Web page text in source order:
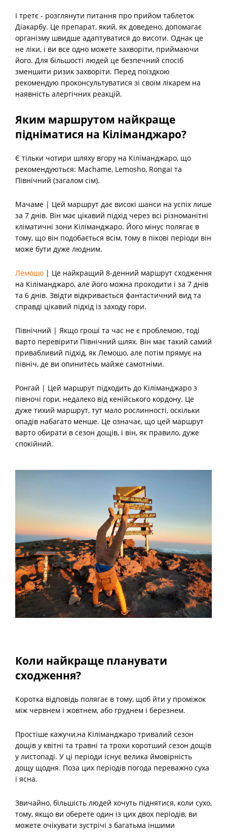
І третє - розглянути питання про прийом таблеток
Діакарбу. Це препарат, який, як доведено, допомагає
організму швидше адаптуватися до висоти. Однак це
не ліки, і ви все одно можете захворіти, приймаючи
його. Для більшості людей це безпечний спосіб
зменшити ризик захворіти. Перед поїздкою
рекомендую проконсультуватися зі своїм лікарем на
наявність алергічних реакцій.
Яким маршрутом найкраще
підніматися на Кіліманджаро?
Є тільки чотири шляху вгору на Кіліманджаро, що
рекомендуються: Machame, Lemosho, Rongai та
Північний (загалом сім).
Мачаме | Цей маршрут дає високі шанси на успіх лише
за 7 днів. Він має цікавий підхід через всі різноманітні
кліматичні зони Кіліманджаро. Його мінус полягає в
тому, що він подобається всім, тому в пікові періоди він
може бути дуже людним.
Лемошо | Це найкращий 8-денний маршрут сходження
на Кіліманджаро, але його можна проходити і за 7 днів
та 6 днів. Звідти відкривається фантастичний вид та
справді цікавий підхід із заходу гори.
Північний | Якщо гроші та час не є проблемою, тоді
варто перевірити Північний шлях. Він має такий самий
привабливий підхід, як Лемошо, але потім прямує на
північ, де ви опинитесь майже самотніми.
Ронгай | Цей маршрут підходить до Кіліманджаро з
півночі гори, недалеко від кенійського кордону. Це
дуже тихий маршрут, тут мало рослинності, оскільки
опадів набагато менше. Це означає, що цей маршрут
варто обирати в сезон дощів, і він, як правило, дуже
спокійний.
Коли найкраще планувати
сходження?
Коротка відповідь полягає в тому, щоб йти у проміжок
між червнем і жовтнем, або груднем і березнем.
Простіше кажучи,на Кіліманджаро тривалий сезон
дощів у квітні та травні та трохи коротший сезон дощів
у листопаді. У ці періоди існує велика ймовірність
дощу щодня. Поза цих періодів погода переважно суха
і ясна.
Звичайно, більшість людей хочуть піднятися, коли сухо,
тому, якщо ви оберете один із цих двох періодів, ви
можете очікувати зустрічі з багатьма іншими